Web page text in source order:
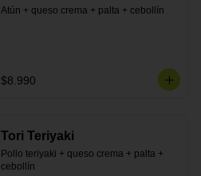
Atún + queso crema + palta + cebollín
$8.990
Tori Teriyaki
Pollo teriyaki + queso crema + palta +
cebollín